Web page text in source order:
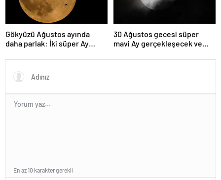
Gökyüzü Ağustos ayında
daha parlak: İki süper Ay
30 Ağustos gecesi süper
mavi Ay gerçekleşecek ve
olacak
En az 10 karakter gerekli